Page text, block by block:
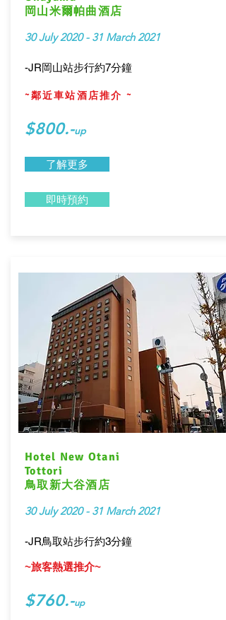
岡山米爾帕曲酒店
30 July 2020 - 31 March 2021
-JR岡山站步行約7分鐘
~鄰近車站酒店推介 ~
$800.-up
了解更多
即時預約
Hotel New Otani
Tottori
鳥取新大谷酒店
30 July 2020 - 31 March 2021
-JR鳥取站步行約3分鐘
~旅客熱選推介~
$760.-up